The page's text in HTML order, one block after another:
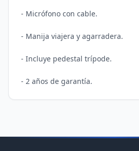
- Micrófono con cable.
- Manija viajera y agarradera.
- Incluye pedestal trípode.